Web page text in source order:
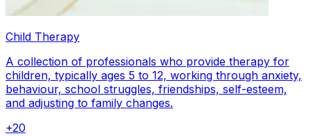
Child Therapy
A collection of professionals who provide therapy for
children, typically ages 5 to 12, working through anxiety,
behaviour, school struggles, friendships, self-esteem,
and adjusting to family changes.
+20